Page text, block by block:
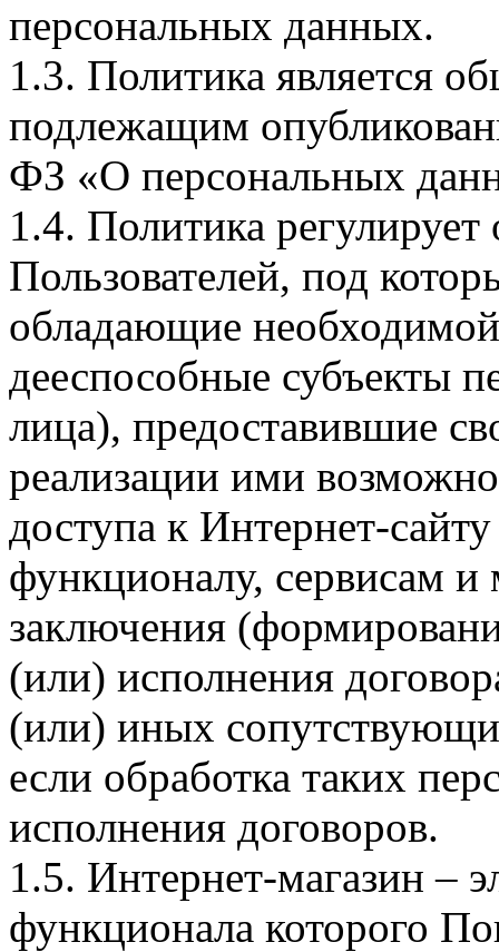
персональных данных.
1.3. Политика является
подлежащим
ФЗ «О персональных
1.4. Политика
Пользователей, под
обладающие
дееспособные субъекты
лица), предоставившие
реализации ими
доступа к Интернет-
функционалу, сервисам и
заключения
(или) исполнения
(или) иных
если обработка таких
исполнения договоров.
1.5. Интернет-магазин –
функционала которого